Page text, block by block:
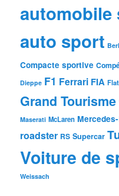
automobile
auto sport
Compacte sportive
Dieppe F1 Ferrari FIA
Grand Tourisme
Maserati McLaren
roadster RS Supercar
Voiture de
Weissach